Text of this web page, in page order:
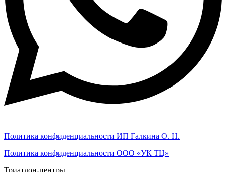
Политика конфиденциальности ИП Галкина О. Н.
Политика конфиденциальности ООО «УК ТЦ»
Триатлон-центры